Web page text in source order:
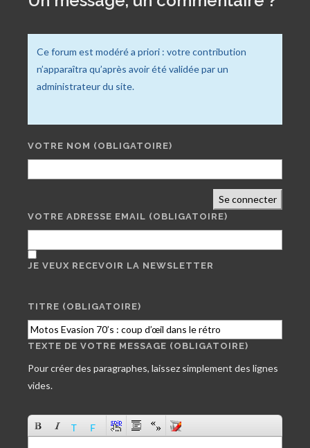
Ce forum est modéré a priori : votre contribution
n’apparaîtra qu’après avoir été validée par un
administrateur du site.
VOTRE NOM (OBLIGATOIRE)
Se connecter
VOTRE ADRESSE EMAIL (OBLIGATOIRE)
JE VEUX RECEVOIR LA NEWSLETTER
TITRE (OBLIGATOIRE)
TEXTE DE VOTRE MESSAGE (OBLIGATOIRE)
Pour créer des paragraphes, laissez simplement des lignes
vides.